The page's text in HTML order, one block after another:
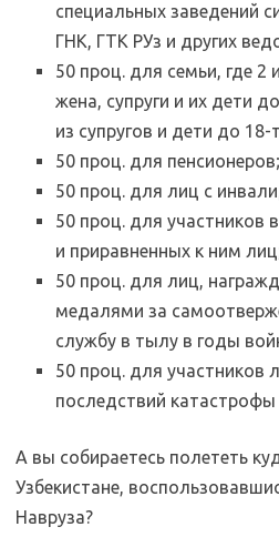
специальных заведений
ГНК, ГТК РУз и других
50 проц. для семьи, где 2
жена, супруги и их дети
из супругов и дети до 18-
50 проц. для пенсионеров;
50 проц. для лиц с
50 проц. для участников
и приравненных к ним
50 проц. для лиц,
медалями за
службу в тылу в годы
50 проц. для участников
последствий
А вы собираетесь полететь
Узбекистане,
Навруза?